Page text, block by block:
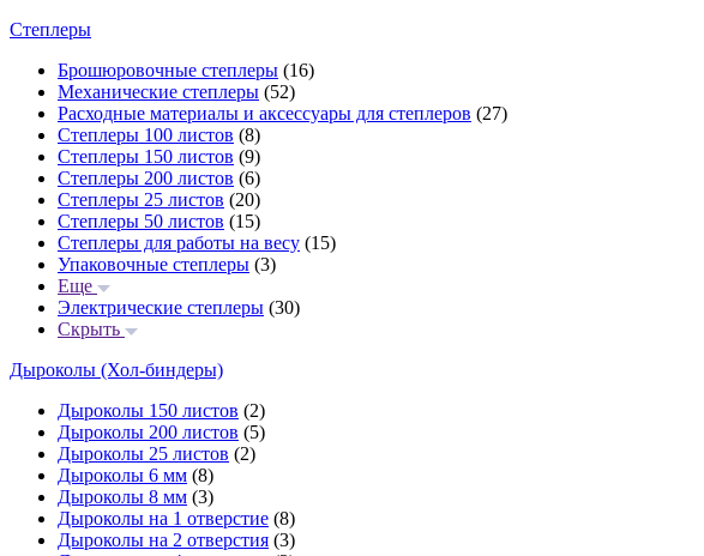
Степлеры
Брошюровочные степлеры (16)
Механические степлеры (52)
Расходные материалы и аксессуары для степлеров (27)
Степлеры 100 листов (8)
Степлеры 150 листов (9)
Степлеры 200 листов (6)
Степлеры 25 листов (20)
Степлеры 50 листов (15)
Степлеры для работы на весу (15)
Упаковочные степлеры (3)
Еще
Электрические степлеры (30)
Скрыть
Дыроколы (Хол-биндеры)
Дыроколы 150 листов (2)
Дыроколы 200 листов (5)
Дыроколы 25 листов (2)
Дыроколы 6 мм (8)
Дыроколы 8 мм (3)
Дыроколы на 1 отверстие (8)
Дыроколы на 2 отверстия (3)